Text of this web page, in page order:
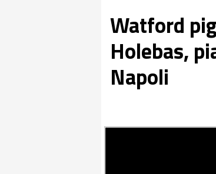
Watford
Holebas,
Napoli